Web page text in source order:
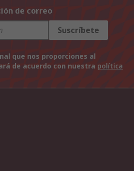
de correo
Suscríbete
que nos proporciones al
de acuerdo con nuestra política